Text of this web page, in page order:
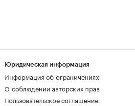
Юридическая информация
Информация об ограничениях
О соблюдении авторских прав
Пользовательское соглашение